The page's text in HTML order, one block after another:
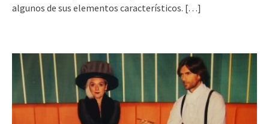
algunos de sus elementos característicos. […]